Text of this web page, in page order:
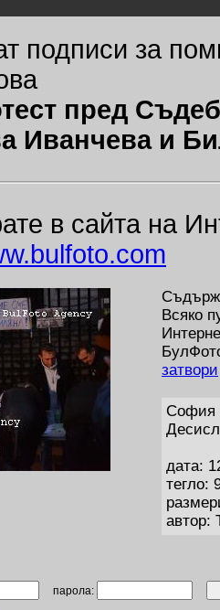
подписи за
пред
Иванчева и
в сайта на
Всяко
затвори
София
дата:
тегло:
автор:
парола: